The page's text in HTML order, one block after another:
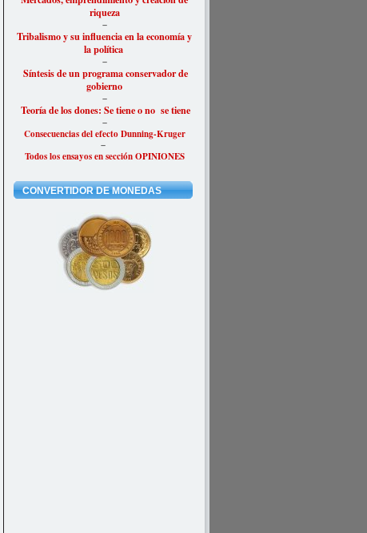
riqueza
–
Tribalismo y su influencia en la economía y
la política
–
Síntesis de un programa conservador de
gobierno
–
Teoría de los dones: Se tiene o no se tiene
–
Consecuencias del efecto Dunning-Kruger
–
Todos los ensayos en sección OPINIONES
CONVERTIDOR DE MONEDAS